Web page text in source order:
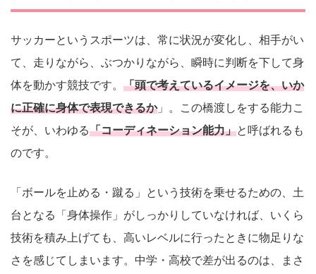
サッカーというスポーツは、常に状況が変化し、相手がい
て、走りながら、ぶつかりながら、瞬時に判断を下して身
体を動かす競技です。 「頭で考えているイメージを、いか
に正確に身体で表現できるか」。この橋渡しをする能力こ
そが、いわゆる「コーディネーション能力」と呼ばれるも
のです。
「ボールを止める・蹴る」という技術を乗せるための、土
台となる「身体操作」がしっかりしていなければ、いくら
技術を積み上げても、高いレベルに行ったときに物足りな
さを感じてしまいます。中学・高校で差が出るのは、まさ